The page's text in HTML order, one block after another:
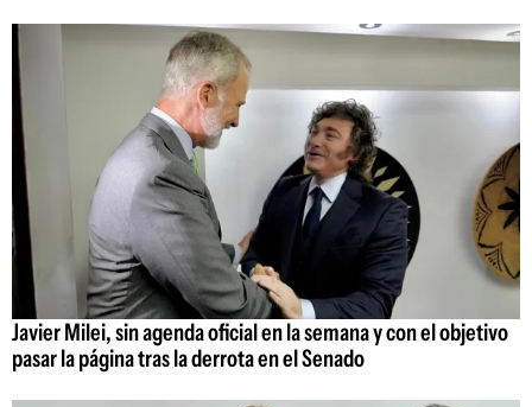
Javier Milei, sin agenda oficial en la semana y con el objetivo
pasar la página tras la derrota en el Senado